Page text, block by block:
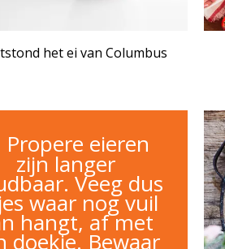
het ei van Columbus
Propere eieren
zijn langer
Veeg dus
waar nog vuil
hangt, af met
doekje. Bewaar